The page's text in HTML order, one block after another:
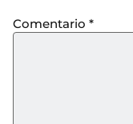
Comentario *